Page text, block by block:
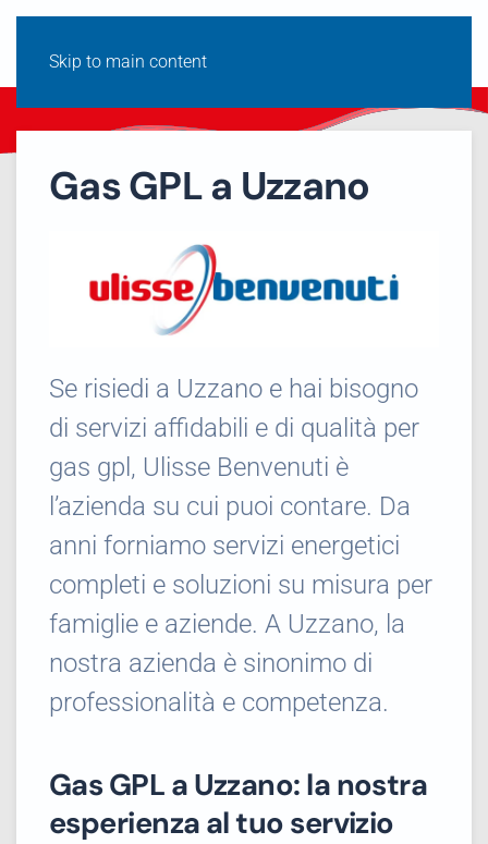
Skip to main content
Gas GPL a Uzzano
Se risiedi a Uzzano e hai bisogno
di servizi affidabili e di qualità per
gas gpl, Ulisse Benvenuti è
l’azienda su cui puoi contare. Da
anni forniamo servizi energetici
completi e soluzioni su misura per
famiglie e aziende. A Uzzano, la
nostra azienda è sinonimo di
professionalità e competenza.
Gas GPL a Uzzano: la nostra
esperienza al tuo servizio